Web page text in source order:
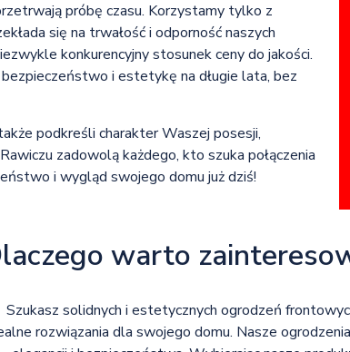
próbę czasu. Korzystamy tylko z
się na trwałość i odporność naszych
konkurencyjny stosunek ceny do jakości.
i estetykę na długie lata, bez
podkreśli charakter Waszej posesji,
zadowolą każdego, kto szuka połączenia
i wygląd swojego domu już dziś!
warto
Szukasz solidnych i estetycznych ogrodzeń
rozwiązania dla swojego domu. Nasze